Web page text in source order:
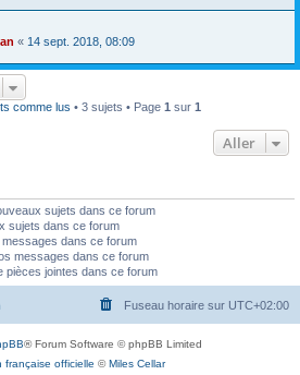
« 14 sept. 2018, 08:09
comme lus • 3 sujets • Page 1 sur 1
Aller
sujets dans ce forum
sujets dans ce forum
dans ce forum
messages dans ce forum
pièces jointes dans ce forum
Fuseau horaire sur UTC+02:00
® Forum Software © phpBB Limited
française officielle ©Miles Cellar